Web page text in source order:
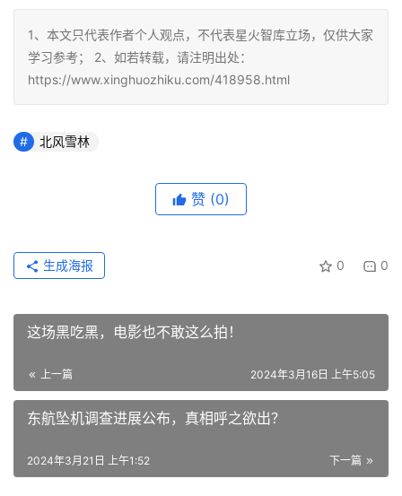
1、本文只代表作者个人观点，不代表星火智库立场，仅供大家
学习参考； 2、如若转载，请注明出处：
https://www.xinghuozhiku.com/418958.html
北风雪林
赞 (0)
0 0
生成海报
这场黑吃黑，电影也不敢这么拍！
上一篇 2024年3月16日 上午5:05
东航坠机调查进展公布，真相呼之欲出？
下一篇
2024年3月21日 上午1:52